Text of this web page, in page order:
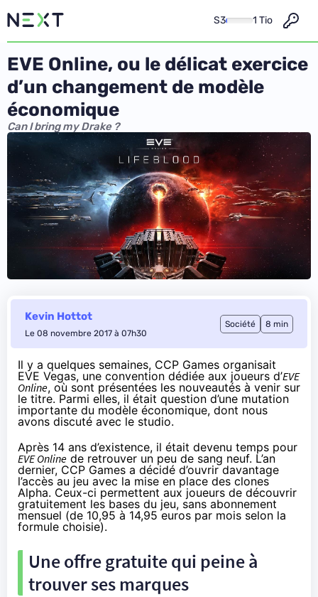
S3 1 Tio
EVE Online, ou le délicat exercice
d’un changement de modèle
économique
Can I bring my Drake ?
Kevin Hottot
Le 08 novembre 2017 à 07h30
Société 8 min
Il y a quelques semaines, CCP Games organisait
EVE Vegas, une convention dédiée aux joueurs d’EVE
Online, où sont présentées les nouveautés à venir sur
le titre. Parmi elles, il était question d’une mutation
importante du modèle économique, dont nous
avons discuté avec le studio.
Après 14 ans d’existence, il était devenu temps pour
EVE Online de retrouver un peu de sang neuf. L’an
dernier, CCP Games a décidé d’ouvrir davantage
l’accès au jeu avec la mise en place des clones
Alpha. Ceux-ci permettent aux joueurs de découvrir
gratuitement les bases du jeu, sans abonnement
mensuel (de 10,95 à 14,95 euros par mois selon la
formule choisie).
Une offre gratuite qui peine à
trouver ses marques